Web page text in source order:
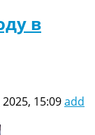
в
15:09add